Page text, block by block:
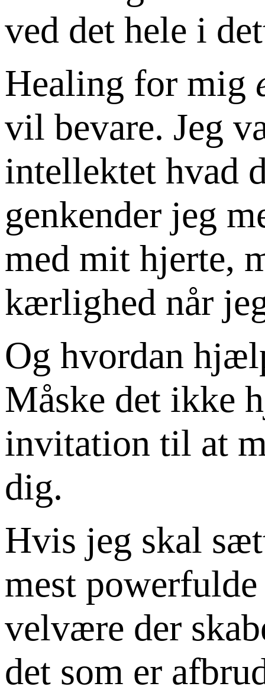
ved det hele i
Healing for mig
vil bevare. Jeg
intellektet hvad
genkender jeg
med mit hjerte,
kærlighed når
Og hvordan
Måske det ikke
invitation til at
dig.
Hvis jeg skal
mest
velvære der
det som er